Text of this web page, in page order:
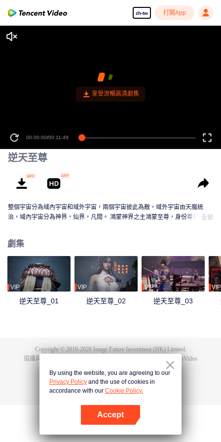
zh-tw 打開App
00:00:00/00:11:49
逆天至尊
整個宇宙分為域內宇宙和域外宇宙，兩個宇宙彼此為敵，域外宇宙由天魔統
治，域內宇宙分為神界，仙界，凡間。 鴻蒙神界之主鴻蒙至尊，身份尊貴，屬
宙入侵時，鴻蒙至尊被混沌至尊和始源至尊設計聯手殺害，並詛咒其萬世輪
迴。鴻蒙至尊親人手下被殺，家園被奪，理念被改，就連最疼愛的徒兒靈霞天
尊也背叛了他。而且在他萬世輪迴中被世世滅門，直到最後一世轉生到了譚雲
身上。 譚雲是望月鎮小貴族譚家的少爺，但鴻蒙至尊轉生之人需要受到生死刺
激才能覺醒。在婚禮中，譚雲撞見未婚妻與司徒家少爺偷情並被毆打，在將死
之時終於覺醒了鴻蒙至尊的記憶。 原先廢柴的譚雲憑藉著鴻蒙神胎，逆天改
命，擁有了神級的天賦，然後開始修煉前世的功法，快速提升修為。譚雲先是
也收穫了多位風姿卓絕的佳麗。
全部
劇集
VIP
逆天至尊_01
VIP
逆天至尊_02
VIP
逆天至尊_03
VIP
Copyright © 2016-2026Image Future Investment (HK) Limited.
協議與條款
TencentVideo
By using the website, you are agreeing to our
Privacy Policy and the use of cookies in
accordance with our Cookie Policy.
Accept